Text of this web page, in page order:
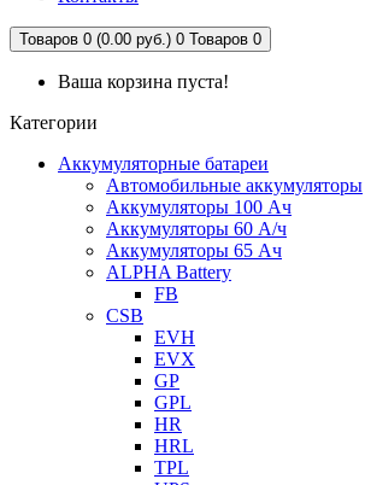
Товаров 0 (0.00 руб.) 0 Товаров 0
Ваша корзина пуста!
Категории
Аккумуляторные батареи
Автомобильные аккумуляторы
Аккумуляторы 100 Ач
Аккумуляторы 60 А/ч
Аккумуляторы 65 Ач
ALPHA Battery
FB
CSB
EVH
EVX
GP
GPL
HR
HRL
TPL